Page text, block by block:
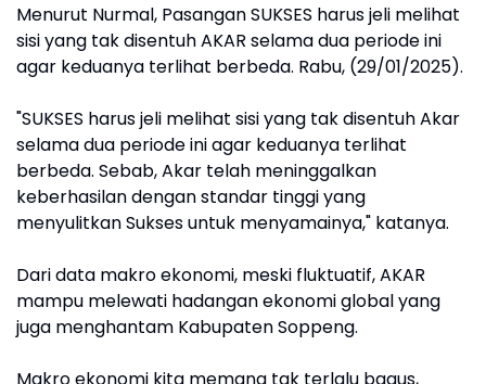
Menurut Nurmal, Pasangan SUKSES harus jeli melihat
sisi yang tak disentuh AKAR selama dua periode ini
agar keduanya terlihat berbeda. Rabu, (29/01/2025).
"SUKSES harus jeli melihat sisi yang tak disentuh Akar
selama dua periode ini agar keduanya terlihat
berbeda. Sebab, Akar telah meninggalkan
keberhasilan dengan standar tinggi yang
menyulitkan Sukses untuk menyamainya," katanya.
Dari data makro ekonomi, meski fluktuatif, AKAR
mampu melewati hadangan ekonomi global yang
juga menghantam Kabupaten Soppeng.